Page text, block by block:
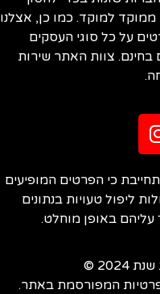
למוקד. כמו כן, אצלנו
על כל סוגי העסקים
צוות האתר שירות
כי הפרטים המופיעים
ליפול טעויות בנתונים
באופן מוחלט.
©
המפורסמת באתר.